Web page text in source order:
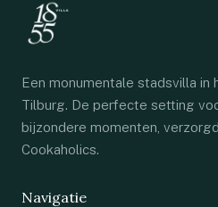
Een monumentale stadsvilla in
Tilburg. De perfecte setting
bijzondere momenten,
Cookaholics.
Navigatie